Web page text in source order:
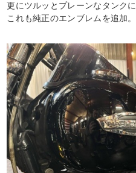
更にツルッとプレーンなタンクに
これも純正のエンブレムを追加。